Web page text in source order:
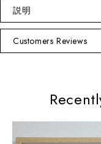
説明
Customers Reviews